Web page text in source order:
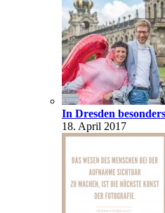
In Dresden
18. April 2017